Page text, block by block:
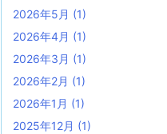
2026年5月 (1)
2026年4月 (1)
2026年3月 (1)
2026年2月 (1)
2026年1月 (1)
2025年12月 (1)